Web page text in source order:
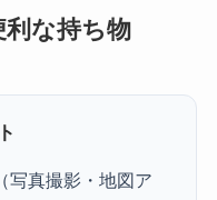
な持ち物
写真撮影・地図ア